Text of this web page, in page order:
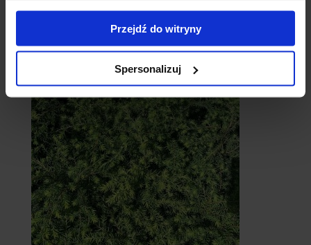
Przejdź do witryny
Spersonalizuj
Cebule